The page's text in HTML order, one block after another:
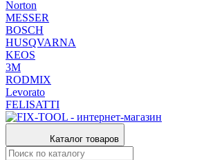
Norton
MESSER
BOSCH
HUSQVARNA
KEOS
3М
RODMIX
Levorato
FELISATTI
Каталог товаров